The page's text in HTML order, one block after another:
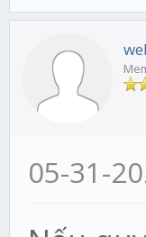
05-31-